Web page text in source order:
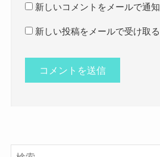
新しいコメントをメールで通知
新しい投稿をメールで受け取る